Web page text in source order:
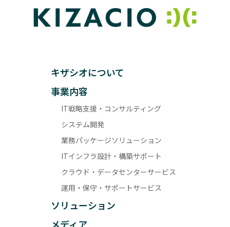
キザシオについて
事業内容
IT戦略支援・コンサルティング
システム開発
業務パッケージソリューション
ITインフラ設計・構築サポート
クラウド・データセンターサービス
運用・保守・サポートサービス
ソリューション
メディア